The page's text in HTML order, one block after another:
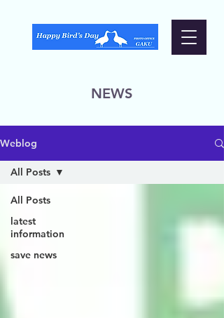
NEWS
Weblog
All Posts
latest
information
save news
All Posts